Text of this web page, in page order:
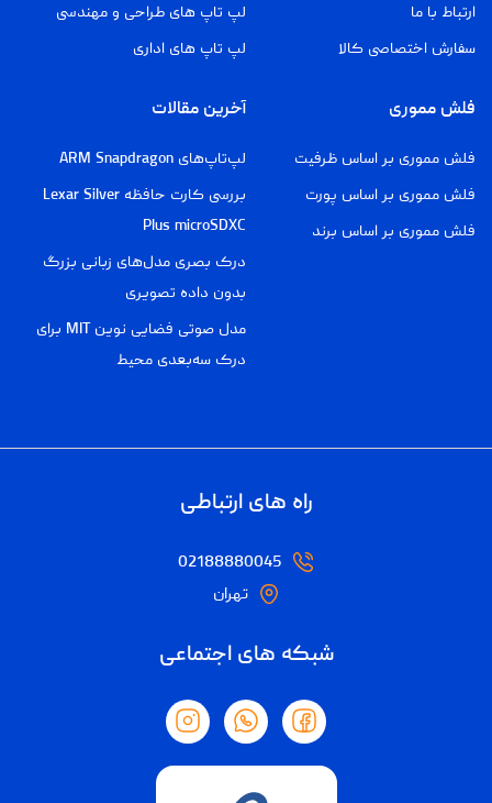
ارتباط با ما
سفارش اختصاصی کالا
لپ تاپ های طراحی و مهندسی
لپ تاپ های اداری
فلش مموری
فلش مموری بر اساس ظرفیت
فلش مموری بر اساس پورت
فلش مموری بر اساس برند
آخرین مقالات
لپ‌تاپ‌های ARM Snapdragon
بررسی کارت حافظه Lexar Silver
Plus microSDXC
درک بصری مدل‌های زبانی بزرگ
بدون داده تصویری
مدل صوتی فضایی نوین MIT برای
درک سه‌بعدی محیط
راه های ارتباطی
02188880045
تهران
شبکه های اجتماعی